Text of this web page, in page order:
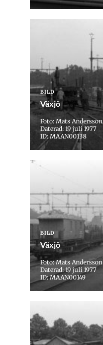
BILD
Växjö
Foto: Mats Andersson
Daterad: 19 juli 1977
ID: MAAN00138
BILD
Växjö
Foto: Mats Andersson
Daterad: 19 juli 1977
ID: MAAN00149